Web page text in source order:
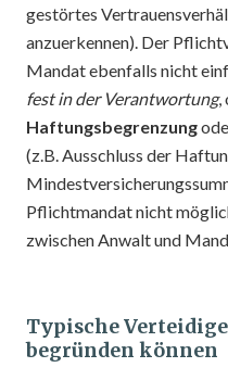
gestörtes
anzuerkennen). Der
Mandat ebenfalls nicht
fest in der Verantwortung,
Haftungsbegrenzung
(z.B. Ausschluss der
Pflichtmandat nicht
zwischen Anwalt und
Typische
begründen können